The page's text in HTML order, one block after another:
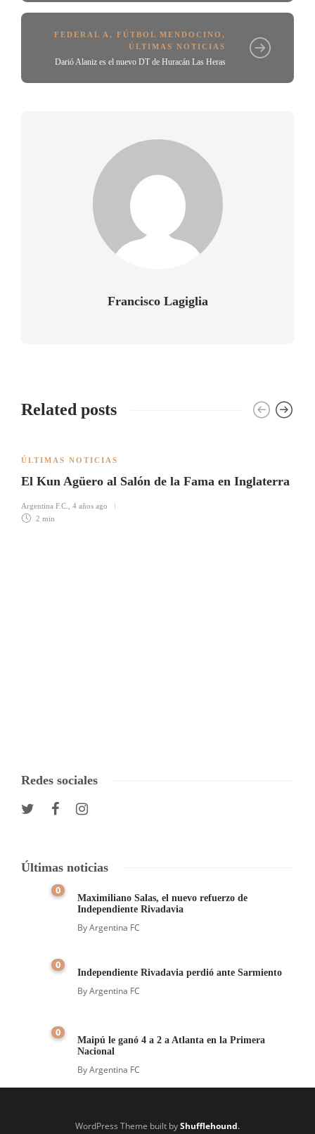
FEDERAL A , FÚTBOL MENDOCINO ,
ÚLTIMAS NOTICIAS
Darió Alaniz es el nuevo DT de Huracán Las Heras
Francisco Lagiglia
Related posts
ÚLTIMAS NOTICIAS
El Kun Agüero al Salón de la Fama en Inglaterra
Argentina F.C.
4 años ago
2 min
Redes sociales
Últimas noticias
0
Maximiliano Salas, el nuevo refuerzo de
Independiente Rivadavia
ByArgentina FC
0
Independiente Rivadavia perdió ante Sarmiento
ByArgentina FC
0
Maipú le ganó 4 a 2 a Atlanta en la Primera
Nacional
ByArgentina FC
WordPress Theme built byShufflehound.